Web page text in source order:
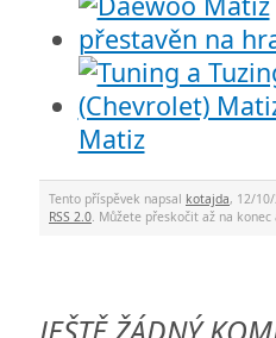
Matiz
Tento příspěvek napsal kotajda, 12/
RSS 2.0 . Můžete přeskočit až na